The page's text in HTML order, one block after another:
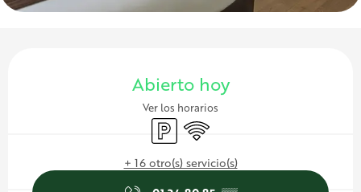
Horarios y datos de
Abierto hoy
Ver los horarios
Aparcamiento
Wifi
+ 16 otro(s) servicio(s)